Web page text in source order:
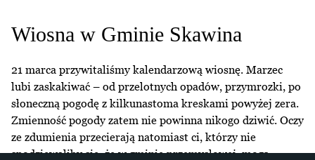
Wiosna w Gminie Skawina
21 marca przywitaliśmy kalendarzową wiosnę. Marzec
lubi zaskakiwać – od przelotnych opadów, przymrozki, po
słoneczną pogodę z kilkunastoma kreskami powyżej zera.
Zmienność pogody zatem nie powinna nikogo dziwić. Oczy
ze zdumienia przecierają natomiast ci, którzy nie
spodziewaliby się, że w gminie przemysłowej, mogą